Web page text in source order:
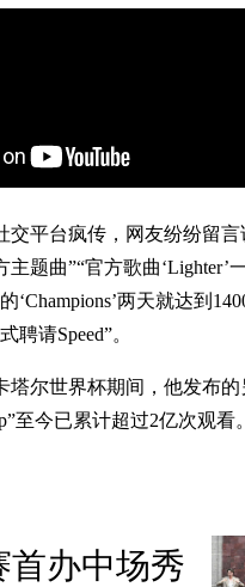
交平台疯传，网友纷纷留言
题曲”“官方歌曲‘Lighter’
‘Champions’两天就达到
聘请Speed”。
塔尔世界杯期间，他发布
至今已累计超过2亿次观看。
首办中场秀